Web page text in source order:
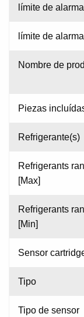
límite de
límite de
Nombre de
Piezas
Refrigerante(s)
Refrigerants
[Max]
Refrigerants
[Min]
Sensor
Tipo
Tipo de sensor